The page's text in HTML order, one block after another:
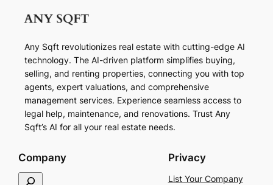
Any Sqft revolutionizes real estate with cutting-edge AI
technology. The AI-driven platform simplifies buying,
selling, and renting properties, connecting you with top
agents, expert valuations, and comprehensive
management services. Experience seamless access to
legal help, maintenance, and renovations. Trust Any
Sqft’s AI for all your real estate needs.
Company Privacy
List Your Company